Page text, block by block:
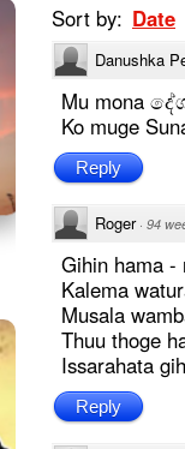
Sort by: Date
Danushka
Mu mona
Ko muge
Reply
Roger · 94
Gihin hama -
Kalema
Musala
Thuu thoge
Issarahata
Reply